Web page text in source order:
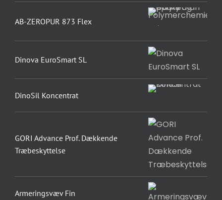
AB-ZEROPUR 873 Flex
Dinova EuroSmart SL
DinoSil Koncentrat
GORI Advance Prof. Dækkende
Træbeskyttelse
Armeringsvæv Fin